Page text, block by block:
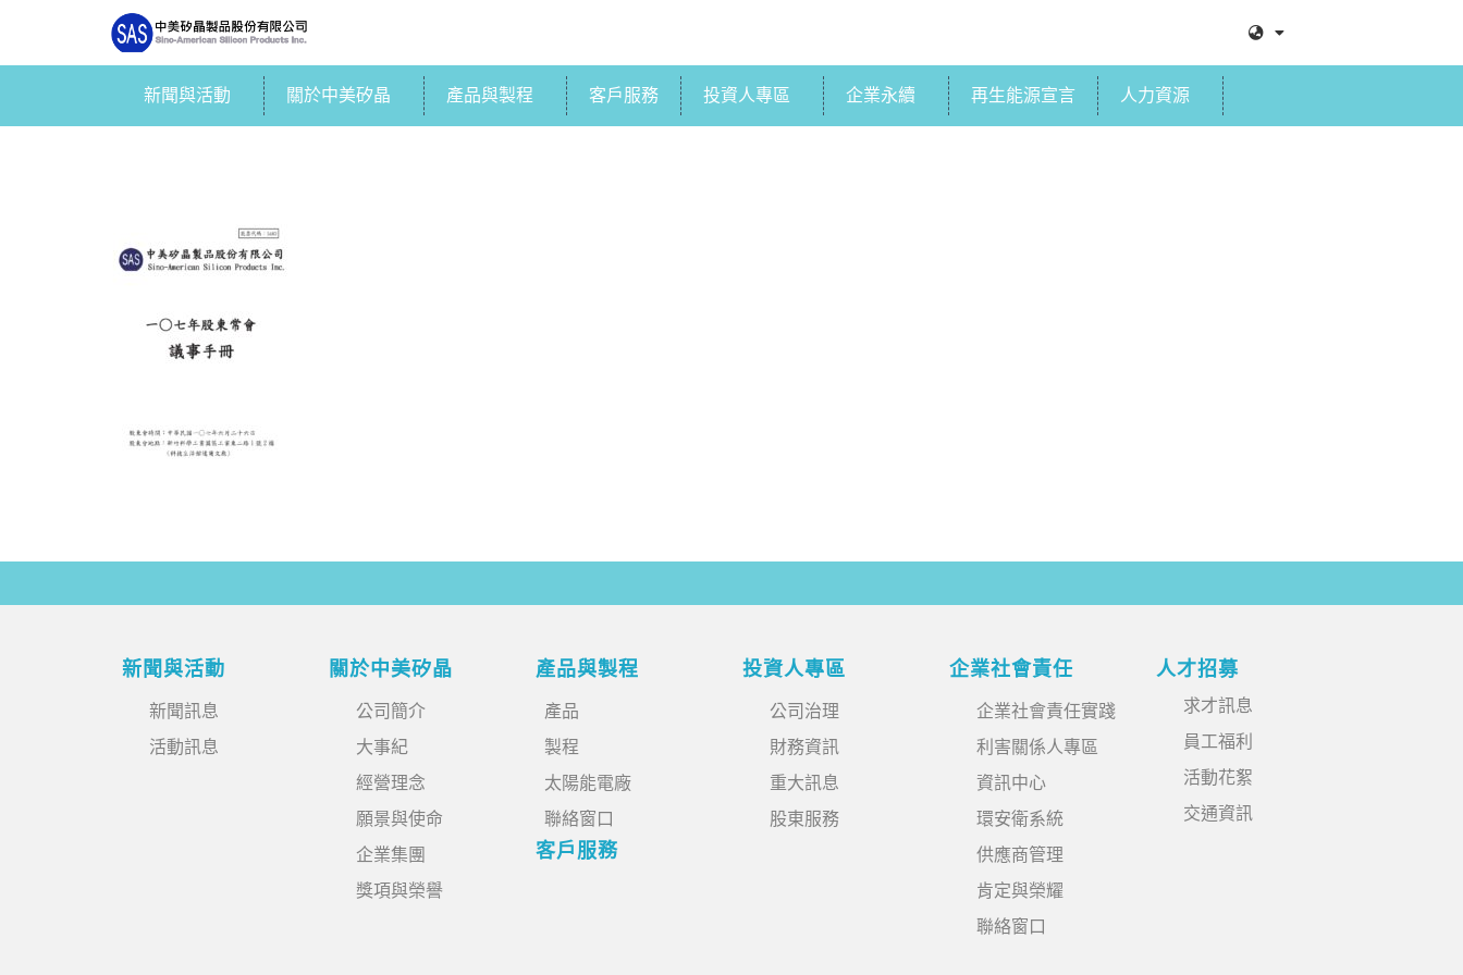
新聞與活動 關於中美矽晶 產品與製程 客戶服務 投資人專區 企業永續 再生能源宣言 人力資源
新聞與活動
新聞訊息
活動訊息
關於中美矽晶
公司簡介
大事紀
經營理念
願景與使命
企業集團
獎項與榮譽
產品與製程
產品
製程
太陽能電廠
聯絡窗口
客戶服務
投資人專區
公司治理
財務資訊
重大訊息
股東服務
企業社會責任
企業社會責任實踐
利害關係人專區
資訊中心
環安衛系統
供應商管理
肯定與榮耀
聯絡窗口
人才招募
求才訊息
員工福利
活動花絮
交通資訊